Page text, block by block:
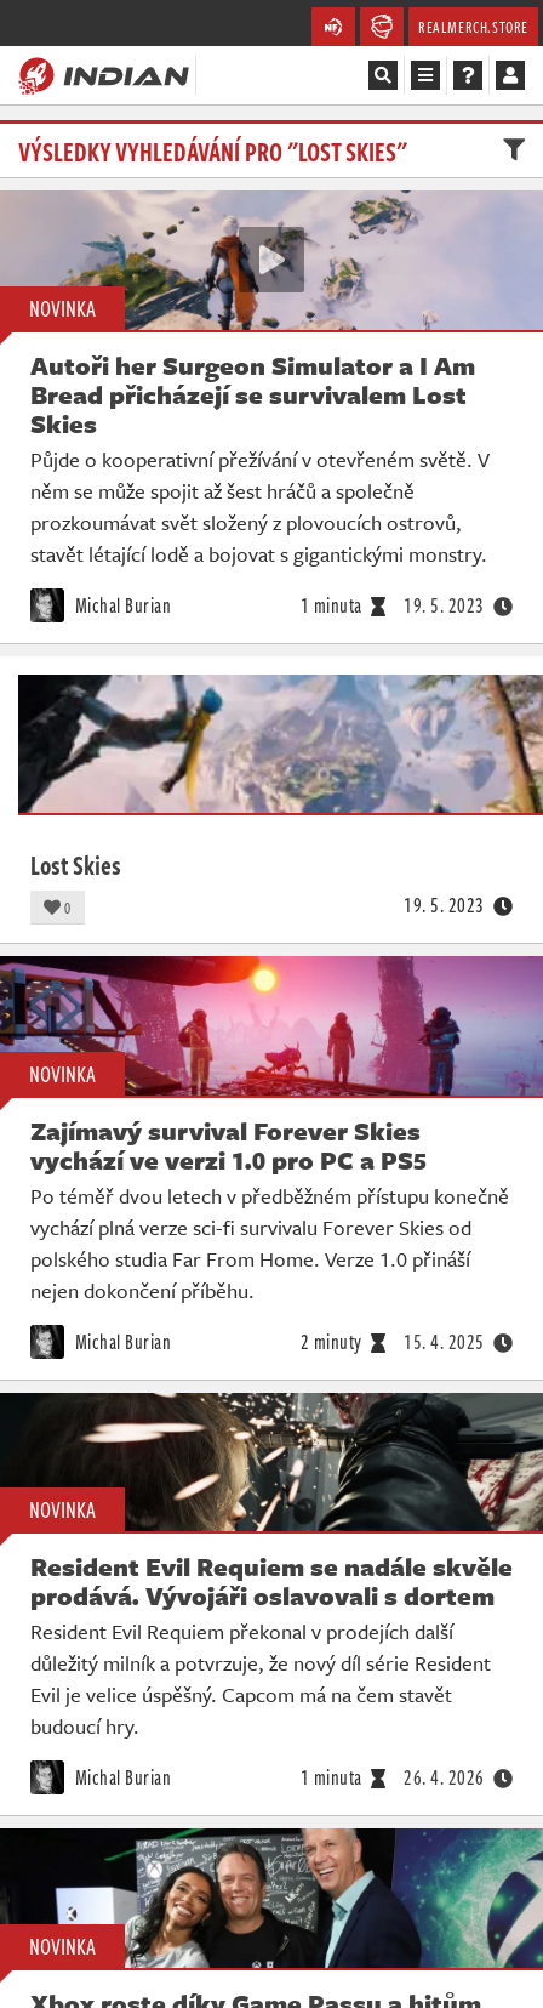
REALMERCH.STORE
Magazín
Soutěže
Databáze
Komunita
Redakce
Živě
VÝSLEDKY VYHLEDÁVÁNÍ PRO "LOST SKIES"
NOVINKA
Autoři her Surgeon Simulator a I Am
Bread přicházejí se survivalem Lost
Skies
Půjde o kooperativní přežívání v otevřeném světě. V
něm se může spojit až šest hráčů a společně
prozkoumávat svět složený z plovoucích ostrovů,
stavět létající lodě a bojovat s gigantickými monstry.
Michal Burian 1 minuta 19. 5. 2023
Lost Skies
0 19. 5. 2023
NOVINKA
Zajímavý survival Forever Skies
vychází ve verzi 1.0 pro PC a PS5
Po téměř dvou letech v předběžném přístupu konečně
vychází plná verze sci-fi survivalu Forever Skies od
polského studia Far From Home. Verze 1.0 přináší
nejen dokončení příběhu.
Michal Burian 2 minuty 15. 4. 2025
NOVINKA
Resident Evil Requiem se nadále skvěle
prodává. Vývojáři oslavovali s dortem
Resident Evil Requiem překonal v prodejích další
důležitý milník a potvrzuje, že nový díl série Resident
Evil je velice úspěšný. Capcom má na čem stavět
budoucí hry.
Michal Burian 1 minuta 26. 4. 2026
NOVINKA